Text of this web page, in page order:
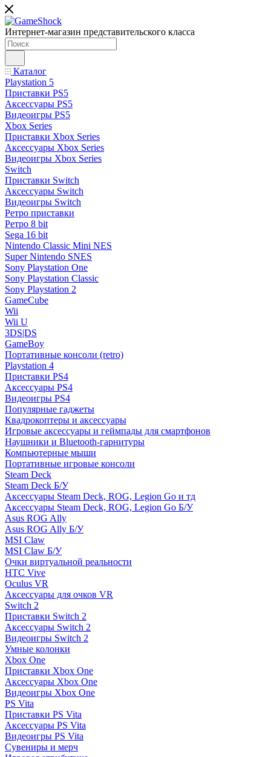
Интернет-магазин представительского класса
Каталог
Playstation 5
Приставки PS5
Аксессуары PS5
Видеоигры PS5
Xbox Series
Приставки Xbox Series
Аксессуары Xbox Series
Видеоигры Xbox Series
Switch
Приставки Switch
Аксессуары Switch
Видеоигры Switch
Ретро приставки
Ретро 8 bit
Sega 16 bit
Nintendo Classic Mini NES
Super Nintendo SNES
Sony Playstation One
Sony Playstation Classic
Sony Playstation 2
GameCube
Wii
Wii U
3DS|DS
GameBoy
Портативные консоли (retro)
Playstation 4
Приставки PS4
Аксессуары PS4
Видеоигры PS4
Популярные гаджеты
Квадрокоптеры и аксессуары
Игровые аксессуары и геймпады для смартфонов
Наушники и Bluetooth-гарнитуры
Компьютерные мыши
Портативные игровые консоли
Steam Deck
Steam Deck Б/У
Аксессуары Steam Deck, ROG, Legion Go и тд
Аксессуары Steam Deck, ROG, Legion Go Б/У
Asus ROG Ally
Asus ROG Ally Б/У
MSI Claw
MSI Claw Б/У
Очки виртуальной реальности
HTC Vive
Oculus VR
Аксессуары для очков VR
Switch 2
Приставки Switch 2
Аксессуары Switch 2
Видеоигры Switch 2
Умные колонки
Xbox One
Приставки Xbox One
Аксессуары Xbox One
Видеоигры Xbox One
PS Vita
Приставки PS Vita
Аксессуары PS Vita
Видеоигры PS Vita
Сувениры и мерч